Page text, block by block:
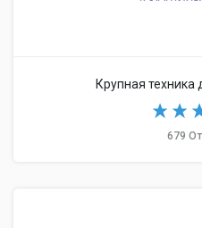
Крупная техника
679